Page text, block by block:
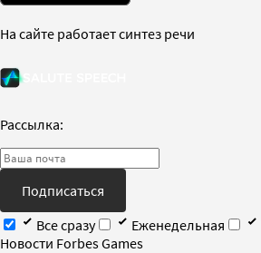
На сайте работает синтез речи
Рассылка:
Подписаться
Все сразу
Еженедельная
Новости Forbes Games